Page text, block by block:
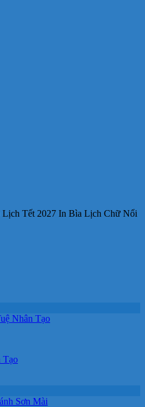
Tết 2027 In Bìa Lịch Chữ Nổi
Tạo